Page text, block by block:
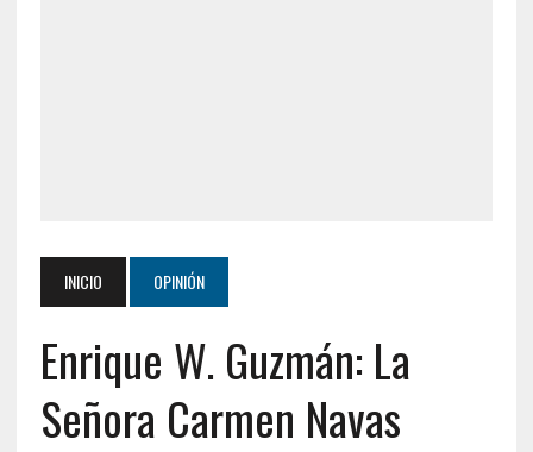
INICIO OPINIÓN
Enrique W. Guzmán: La
Señora Carmen Navas